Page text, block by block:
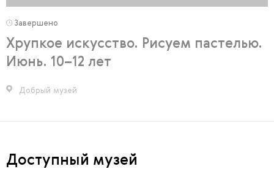
Завершено
Хрупкое искусство. Рисуем пастелью.
Июнь. 10–12 лет
Добрый музей
Доступный музей